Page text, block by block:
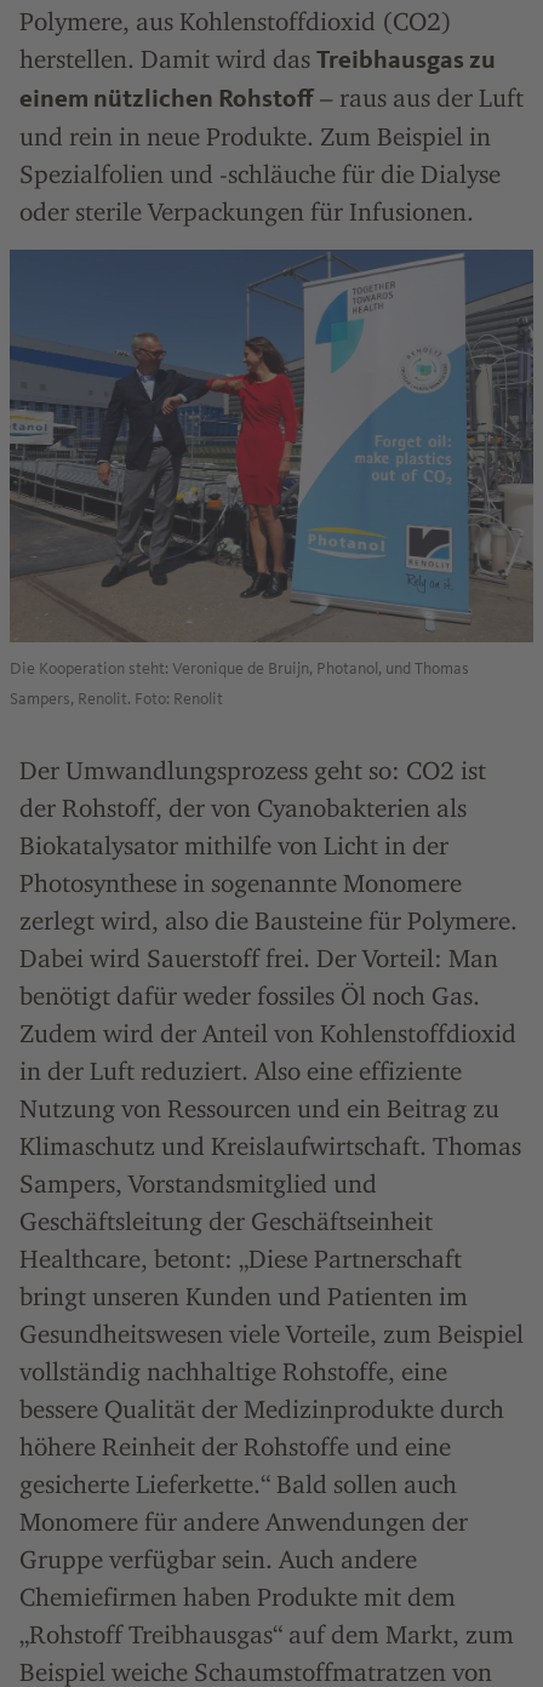
Polymere, aus Kohlenstoffdioxid (CO2)
herstellen. Damit wird das Treibhausgas zu
einem nützlichen Rohstoff– raus aus der Luft
und rein in neue Produkte. Zum Beispiel in
Spezialfolien und -schläuche für die Dialyse
oder sterile Verpackungen für Infusionen.
Die Kooperation steht: Veronique de Bruijn, Photanol, und Thomas
Sampers, Renolit. Foto: Renolit
Der Umwandlungsprozess geht so: CO2 ist
der Rohstoff, der von Cyanobakterien als
Biokatalysator mithilfe von Licht in der
Photosynthese in sogenannte Monomere
zerlegt wird, also die Bausteine für Polymere.
Dabei wird Sauerstoff frei. Der Vorteil: Man
benötigt dafür weder fossiles Öl noch Gas.
Zudem wird der Anteil von Kohlenstoffdioxid
in der Luft reduziert. Also eine effiziente
Nutzung von Ressourcen und ein Beitrag zu
Klimaschutz und Kreislaufwirtschaft. Thomas
Sampers, Vorstandsmitglied und
Geschäftsleitung der Geschäftseinheit
Healthcare, betont: „Diese Partnerschaft
bringt unseren Kunden und Patienten im
Gesundheitswesen viele Vorteile, zum Beispiel
vollständig nachhaltige Rohstoffe, eine
bessere Qualität der Medizinprodukte durch
höhere Reinheit der Rohstoffe und eine
gesicherte Lieferkette.“ Bald sollen auch
Monomere für andere Anwendungen der
Gruppe verfügbar sein. Auch andere
Chemiefirmen haben Produkte mit dem
„Rohstoff Treibhausgas“ auf dem Markt, zum
Beispiel weiche Schaumstoffmatratzen von